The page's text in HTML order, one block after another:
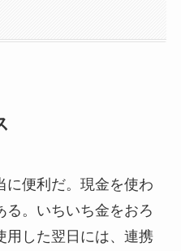
に便利だ。現金を使わ
る。いちいち金をおろ
用した翌日には、連携